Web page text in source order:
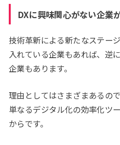
DXに興味関心がない企業
技術革新による新たなステー
入れている企業もあれば、逆
企業もあります。
理由としてはさまざまあるの
単なるデジタル化の効率化ツ
からです。